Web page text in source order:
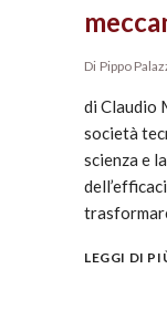
Di Pippo
di Claudio
società
scienza e
LEGGI DI